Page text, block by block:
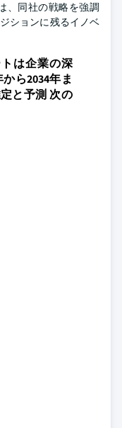
、同社の戦略を強調
ションに残るイノベ
は企業の深
ら2034年ま
と予測 次の